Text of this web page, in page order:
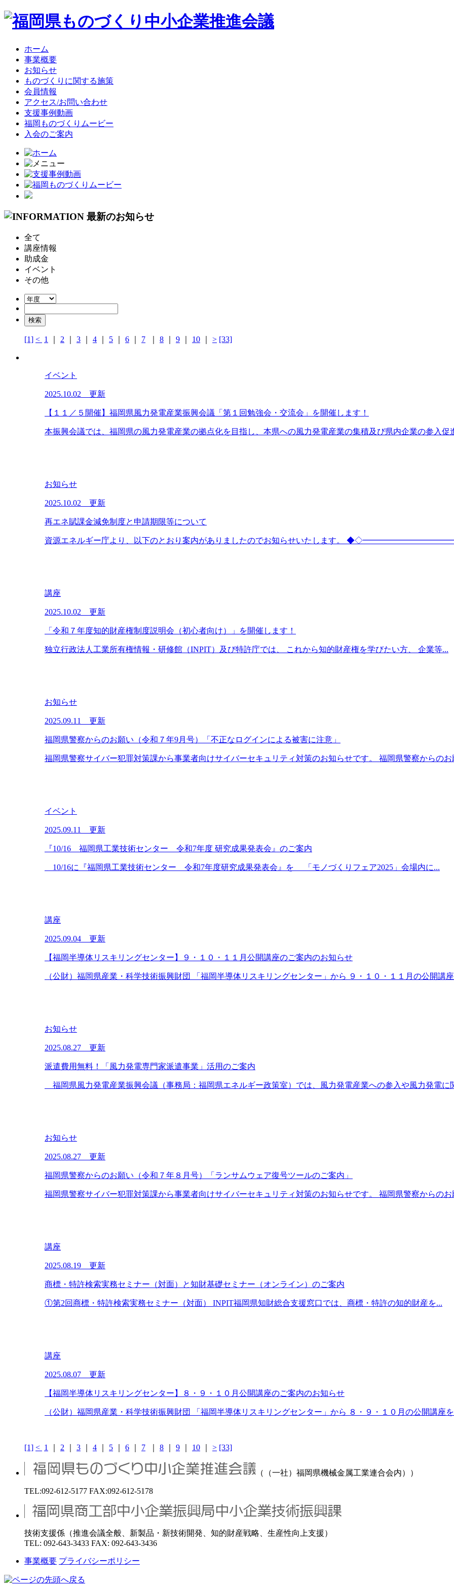
ホーム
事業概要
お知らせ
ものづくりに関する施策
会員情報
アクセス/お問い合わせ
支援事例動画
福岡ものづくりムービー
入会のご案内
全て
講座情報
助成金
イベント
その他
[1] < 1 2 3 4 5 6 7 8 9 10 > [33]
イベント
2025.10.02 更新
【１１／５開催】福岡県風力発電産業振興会議「第１回勉強会・交流会」を開催します！
本振興会議では、福岡県の風力発電産業の拠点化を目指し、本県への風力発電産業の集積及び県内企業の参入促
お知らせ
2025.10.02 更新
再エネ賦課金減免制度と申請期限等について
資源エネルギー庁より、以下のとおり案内がありましたのでお知らせいたします。
講座
2025.10.02 更新
「令和７年度知的財産権制度説明会（初心者向け）」を開催します！
独立行政法人工業所有権情報・研修館（INPIT）及び特許庁では、 これから知的財産権を学びたい方、 企業等...
お知らせ
2025.09.11 更新
福岡県警察からのお願い（令和７年9月号）「不正なログインによる被害に注意」
福岡県警察サイバー犯罪対策課から事業者向けサイバーセキュリティ対策のお知らせです。 福岡県警察からのお
イベント
2025.09.11 更新
『10/16 福岡県工業技術センター 令和7年度 研究成果発表会』のご案内
10/16に『福岡県工業技術センター 令和7年度研究成果発表会』を 「モノづくりフェア2025」会場内に...
講座
2025.09.04 更新
【福岡半導体リスキリングセンター】９・１０・１１月公開講座のご案内のお知らせ
（公財）福岡県産業・科学技術振興財団 「福岡半導体リスキリングセンター」から ９・１０・１１月の公開講
お知らせ
2025.08.27 更新
派遣費用無料！「風力発電専門家派遣事業」活用のご案内
福岡県風力発電産業振興会議（事務局：福岡県エネルギー政策室）では、風力発電産業への参入や風力発電に
お知らせ
2025.08.27 更新
福岡県警察からのお願い（令和７年８月号）「ランサムウェア復号ツールのご案内」
福岡県警察サイバー犯罪対策課から事業者向けサイバーセキュリティ対策のお知らせです。 福岡県警察からのお
講座
2025.08.19 更新
商標・特許検索実務セミナー（対面）と知財基礎セミナー（オンライン）のご案内
①第2回商標・特許検索実務セミナー（対面） INPIT福岡県知財総合支援窓口では、商標・特許の知的財産を...
講座
2025.08.07 更新
【福岡半導体リスキリングセンター】８・９・１０月公開講座のご案内のお知らせ
（公財）福岡県産業・科学技術振興財団 「福岡半導体リスキリングセンター」から ８・９・１０月の公開講座
[1] < 1 2 3 4 5 6 7 8 9 10 > [33]
（（一社）福岡県機械金属工業連合会内））
TEL:092-612-5177 FAX:092-612-5178
技術支援係（推進会議全般、新製品・新技術開発、知的財産戦略、生産性向上支援）
TEL: 092-643-3433 FAX: 092-643-3436
事業概要 プライバシーポリシー